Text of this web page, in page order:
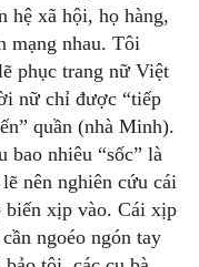
hệ xã hội, họ hàng,
mạng nhau. Tôi
phục trang nữ Việt
nữ chỉ được “tiếp
quần (nhà Minh).
bao nhiêu “sốc” là
nên nghiên cứu cái
biến xịp vào. Cái xịp
ngoéo ngón tay